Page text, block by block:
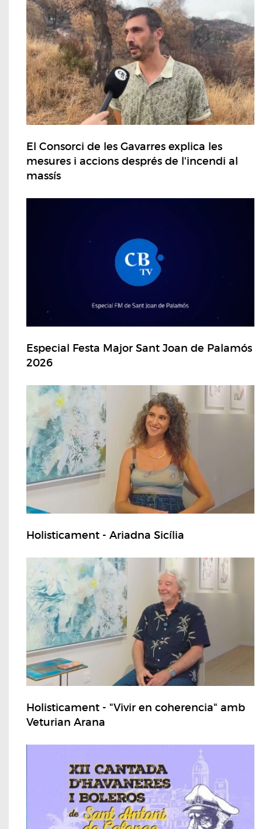
El Consorci de les Gavarres explica les
mesures i accions després de l'incendi al
massís
Especial Festa Major Sant Joan de Palamós
2026
Holisticament - Ariadna Sicília
Holisticament - "Vivir en coherencia" amb
Veturian Arana